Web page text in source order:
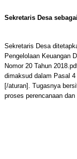
Sekretaris Desa
Sekretaris Desa
Pengelolaan Keuangan
Nomor 20 Tahun
dimaksud dalam Pasal
[/aturan]. Tugasnya
proses perencanaan